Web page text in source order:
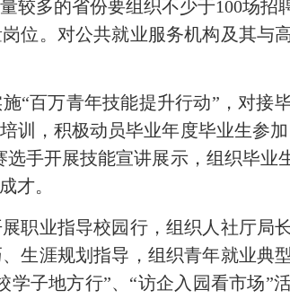
较多的省份要组织不少于100场
位。对公共就业服务机构及其与
施“百万青年技能提升行动”，对接
训，积极动员毕业年度毕业生参
手开展技能宣讲展示，组织毕
才。
职业指导校园行，组织人社厅局
生涯规划指导，组织青年就业典
学子地方行”、“访企入园看市场”